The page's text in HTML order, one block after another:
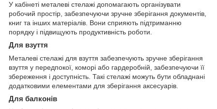
У кабінеті металеві стелажі допомагають організувати
робочий простір, забезпечуючи зручне зберігання документів,
книг та інших матеріалів. Вони сприяють підтриманню
порядку і підвищують продуктивність роботи.
Для взуття
Металеві стелажі для взуття забезпечують зручне зберігання
взуття у передпокої, коморі або гардеробній, забезпечуючи її
збереження і доступність. Такі стелажі можуть бути обладнані
додатковими елементами для зберігання аксесуарів.
Для балконів